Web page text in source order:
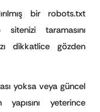
bir robots.txt
taramasını
dikkatlice gözden
yoksa veya güncel
yeterince